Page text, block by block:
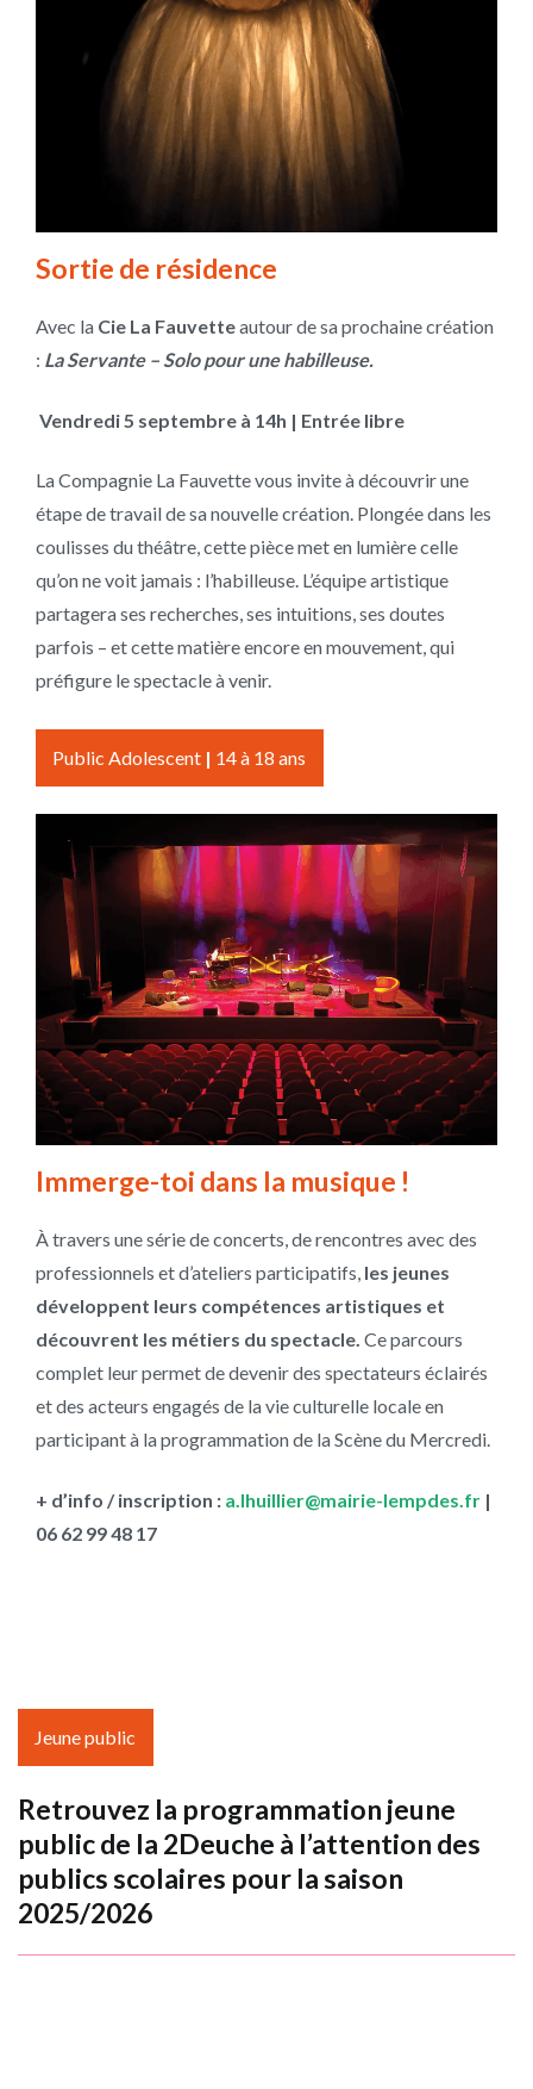
Sortie de résidence
Avec la Cie La Fauvetteautour de sa prochaine création
: La Servante – Solo pour une habilleuse.
Vendredi 5 septembre à 14h | Entrée libre
La Compagnie La Fauvette vous invite à découvrir une
étape de travail de sa nouvelle création. Plongée dans les
coulisses du théâtre, cette pièce met en lumière celle
qu’on ne voit jamais : l’habilleuse. L’équipe artistique
partagera ses recherches, ses intuitions, ses doutes
parfois – et cette matière encore en mouvement, qui
préfigure le spectacle à venir.
Public Adolescent | 14 à 18 ans
Immerge-toi dans la musique !
À travers une série de concerts, de rencontres avec des
professionnels et d’ateliers participatifs, les jeunes
développent leurs compétences artistiques et
découvrent les métiers du spectacle. Ce parcours
complet leur permet de devenir des spectateurs éclairés
et des acteurs engagés de la vie culturelle locale en
participant à la programmation de la Scène du Mercredi.
+ d’info / inscription : a.lhuillier@mairie-lempdes.fr |
06 62 99 48 17
Jeune public
Retrouvez la programmation jeune
public de la 2Deuche à l’attention des
publics scolaires pour la saison
2025/2026